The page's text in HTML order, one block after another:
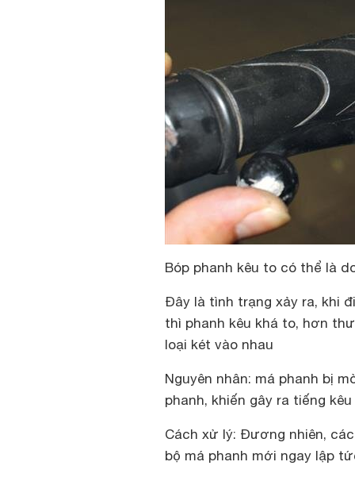
Bóp phanh kêu to có thể là
Đây là tình trạng xảy ra, khi
thì phanh kêu khá to, hơn
loại két vào nhau
Nguyên nhân: má phanh bị
phanh, khiến gây ra tiếng
Cách xử lý: Đương nhiên,
bộ má phanh mới ngay lập